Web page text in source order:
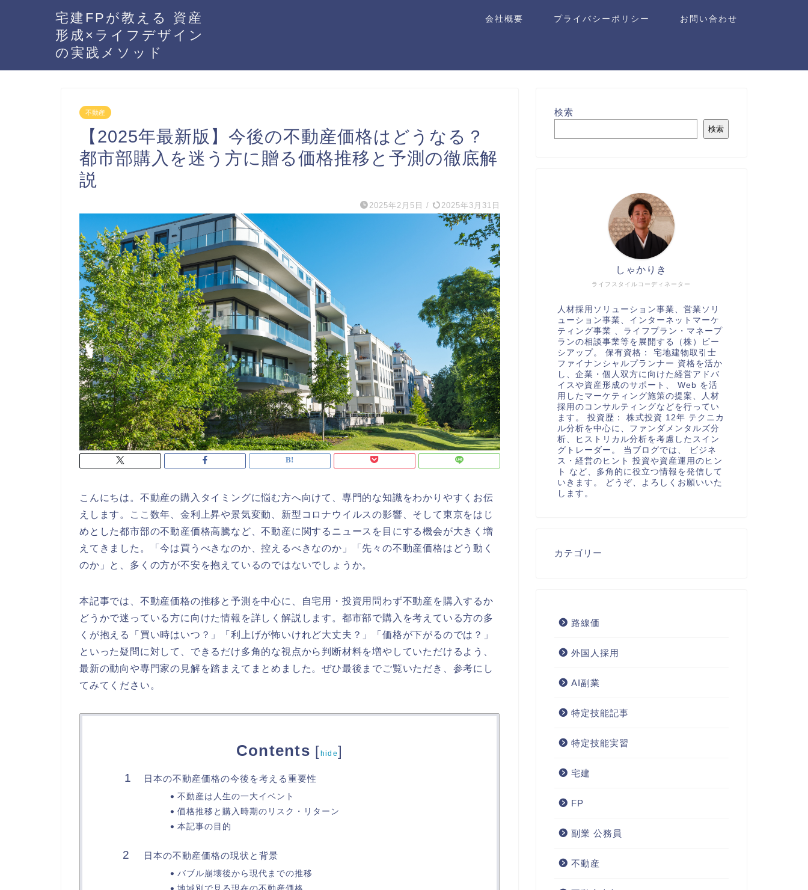
宅建FPが教える 資産
形成×ライフデザイン
の実践メソッド
会社概要 プライバシーポリシー お問い合わせ
不動産
【2025年最新版】今後の不動産価格はどうなる？
都市部購入を迷う方に贈る価格推移と予測の徹底解
説
2025年2月5日 / 2025年3月31日
こんにちは。不動産の購入タイミングに悩む方へ向けて、専門的な知識をわかりやすくお伝
えします。ここ数年、金利上昇や景気変動、新型コロナウイルスの影響、そして東京をはじ
めとした都市部の不動産価格高騰など、不動産に関するニュースを目にする機会が大きく増
えてきました。「今は買うべきなのか、控えるべきなのか」「先々の不動産価格はどう動く
のか」と、多くの方が不安を抱えているのではないでしょうか。
本記事では、不動産価格の推移と予測を中心に、自宅用・投資用問わず不動産を購入するか
どうかで迷っている方に向けた情報を詳しく解説します。都市部で購入を考えている方の多
くが抱える「買い時はいつ？」「利上げが怖いけれど大丈夫？」「価格が下がるのでは？」
といった疑問に対して、できるだけ多角的な視点から判断材料を増やしていただけるよう、
最新の動向や専門家の見解を踏まえてまとめました。ぜひ最後までご覧いただき、参考にし
てみてください。
Contents [hide]
日本の不動産価格の今後を考える重要性
不動産は人生の一大イベント
価格推移と購入時期のリスク・リターン
本記事の目的
日本の不動産価格の現状と背景
バブル崩壊後から現代までの推移
検索
検索
ライフスタイルコーディネーター
しゃかりき
人材採用ソリューション事業、営業ソリ
ューション事業、インターネットマーケ
ティング事業 、ライフプラン・マネープ
ランの相談事業等を展開する（株）ビー
シアップ。 保有資格： 宅地建物取引士
ファイナンシャルプランナー 資格を活か
し、企業・個人双方に向けた経営アドバ
イスや資産形成のサポート、 Web を活
用したマーケティング施策の提案、人材
採用のコンサルティングなどを行ってい
ます。 投資歴： 株式投資 12年 テクニカ
ル分析を中心に、ファンダメンタルズ分
析、ヒストリカル分析を考慮したスイン
グトレーダー。 当ブログでは、 ビジネ
ス・経営のヒント 投資や資産運用のヒン
ト など、多角的に役立つ情報を発信して
いきます。 どうぞ、よろしくお願いいた
します。
カテゴリー
路線価
外国人採用
AI副業
特定技能記事
特定技能実習
宅建
FP
副業 公務員
不動産